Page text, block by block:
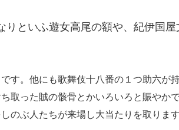
りといふ遊女高尾の額や、紀伊国屋
す。他にも歌舞伎十八番の１つ助六が
取った賊の骸骨とかいろいろと賑やか
のぶ人たちが来場し大当たりを取ります